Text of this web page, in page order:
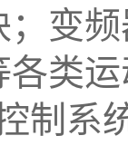
变
类
制系